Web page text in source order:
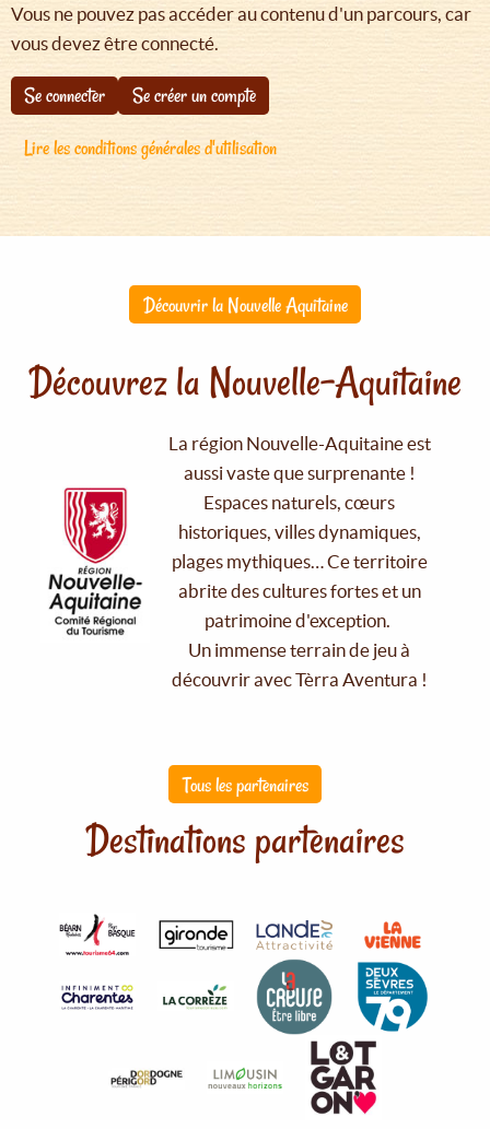
Vous ne pouvez pas accéder au contenu d'un parcours, car
vous devez être connecté.
Se connecter
Se créer un compte
Lire les conditions générales d'utilisation
Découvrir la Nouvelle Aquitaine
Découvrez la Nouvelle-Aquitaine
La région Nouvelle-Aquitaine est
aussi vaste que surprenante !
Espaces naturels, cœurs
historiques, villes dynamiques,
plages mythiques… Ce territoire
abrite des cultures fortes et un
patrimoine d'exception.
Un immense terrain de jeu à
découvrir avec Tèrra Aventura !
Tous les partenaires
Destinations partenaires